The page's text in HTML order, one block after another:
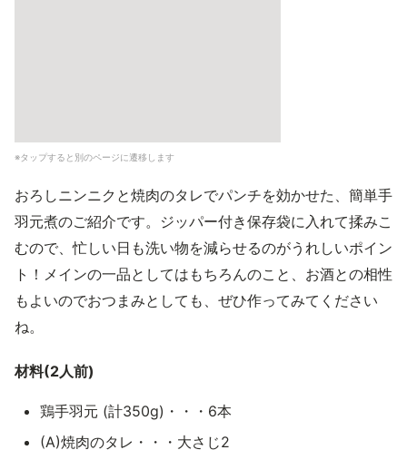
※タップすると別のページに遷移します
おろしニンニクと焼肉のタレでパンチを効かせた、簡単手
羽元煮のご紹介です。ジッパー付き保存袋に入れて揉みこ
むので、忙しい日も洗い物を減らせるのがうれしいポイン
ト！メインの一品としてはもちろんのこと、お酒との相性
もよいのでおつまみとしても、ぜひ作ってみてください
ね。
材料(2人前)
鶏手羽元 (計350g)・・・6本
(A)焼肉のタレ・・・大さじ2